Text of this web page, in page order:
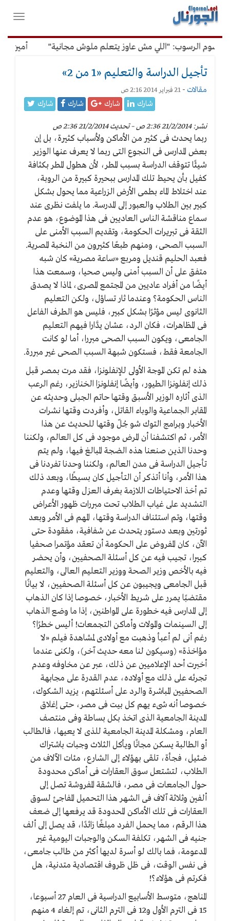
القائمة
الرئيسية
فتح
الرسوب: "اللي مش عاوز يتعلم ملوش مجانية" أمين
تأجيل الدراسة والتعليم «1 من 2»
مقالات - 21 فبراير 2014 2:16 ص
شارك شارك شارك شارك
نشر: 21/2/2014 2:36 ص – تحديث 21/2/2014 2:36 ص
ربما يحدث فى كثير من الأماكن ولأسباب كثيرة، بل إن
بعض المدارس فى النجوع التى ربما لا يعرف عنها الوزير
شيئًا تتوقف الدراسة بسبب المطر، لأن هطول المطر بكثافة
كفيل بأن يحيط تلك المدارس ببحيرة كبيرة من الروبة،
عند اختلاط الماء بطمى الأرض الزراعية مما يحول بشكل
كبير بين الطلاب والعبور إلى المدرسة. ما يلفت نظرى عند
سماع مناقشة الناس العاديين فى هذا الموضوع، هو عدم
الثقة فى تبريرات الحكومة، وتقديم السبب الأمنى على
السبب الصحى، ومنهم طبعًا كثيرون من النخبة المصرية.
فعبد الحليم قنديل ومربع «ساعة مصرية» كان شبه
متفق على أن السبب أمنى وليس صحيا، وسمعت هذا
أيضًا من أفراد عاديين من المجتمع المصرى، لماذا لا يصدق
الناس الحكومة؟ وعندما ثار تساؤل، ولكن التعليم
الثانوى ليس مؤثرًا بشكل كبير، فليس هو الطرف الفاعل
فى المظاهرات، فكان الرد، عشان يدَّارا فيهم التعليم
الجامعى، ويكون السبب الصحى مبررا، أما لو كانت
الجامعة فقط، فستكون شبهة السبب الصحى غير مبررة.
هذه لم تكن الموجة الأولى للإنفلونزا، فقد مرت بمصر قبل
ذلك إنفلونزا الطيور، وأيضًا إنفلونزا الخنازير، رغم الرعب
الذى أثاره الوزير الأسبق وقتها حاتم الجبلى وحديثه عن
المقابر الجماعية والوباء القاتل، وأفردت وقتها نشرات
الأخبار وبرامج التوك شو جُلّ وقتها للحديث عن هذا
الأمر، ثم اكتشفنا أن المرض موجود فى كل العالم، ولكننا
وحدنا الذين صنعنا هذه الضجة المبالغ فيها، ولم يتم
تأجيل الدراسة فى مدن العالم، ولكننا وحدنا تفردنا فى
هذا الأمر، وأنا أتذكر أن التأجيل كان بسيطًا، وبعد ذلك
تم أخذ الاحتياطات اللازمة بغرف العزل وقتها وعدم
التشديد على غياب الطلاب تحت مبررات ظهور الأعراض
وقتها، وتم استئناف الدراسة وقتها، المهم فى الأمر وبعد
ثورتين وبعد دستور يتحدث عن شفافية، مفقودة حتى
الآن، كان المفروض على الحكومة أن تعقد مؤتمرا صحفيا
كبيرا، تجيب فيه عن كل أسئلة الصحفيين، وأن يحضر
فيه بالأخص وزير الصحة ووزير التعليم العالى، والتعليم
قبل الجامعى ويجيبون عن كل أسئلة الصحفيين، لا بيانًا
مقتضبًا يمرر على شريط الأخبار، خصوصا إذا كان الذهاب
إلى المدارس فيه خطورة على المواطنين، إذا ما وضع الذهاب
إلى السينمات والمولات وأماكن التجمعات! أليس خطرًا؟
رغم أنى لم أعبأ وذهبت مع أولادى لمشاهدة فيلم «لا
مؤاخذة» (وسيكون لنا معه حديث آخر)، ولكنى عندما
أخبرت أحد الإعلاميين عن ذلك، عبر عن مخاوفه وعدم
تجرئه على ذلك مع أولاده، عدم القدرة على مجابهة
الصحفيين المباشرة والرد على أسئلتهم، يزيد الشكوك،
خصوصا أنه شىء يهم كل بيت فى مصر، حتى إغلاق
المدينة الجامعية الذى اتخذ بكل بساطة وفى منتصف
العام، ومشكلة المدينة الجامعية للذى لا يعيها، فالطالب
أو الطالبة يسكن مجانًا ويأكل الثلاث وجبات باشتراك
ضئيل، فجأة، تلقى بهؤلاء إلى الشارع، مئات الآلاف من
الطلاب، لتشتعل سوق العقارات فى أماكن محدودة
حول الجامعات فى مصر، فالشقة المفروشة تصل إلى
ألفين وثلاثة آلاف فى الشهر هذا التحميل المفاجئ لسوق
العقارات فى تلك الأماكن المحدودة قد يرفعها إلى ضعف
هذا الرقم، مما يحمل الفرد مبلغًا زائدًا، قد يصل إلى ألف
جنيه فى الشهر، تكلفة السكن والوجبات اليومية غير
المدعومة، فما بالك لو أسرة لديها أكثر من طالب جامعى،
فى نفس الوقت، فى ظل ظروف اقتصادية متدنية، هل
فكرتم فى هؤلاء؟!
المناهج، متوسط الأسابيع الدراسية فى العام 27 أسبوعا،
15 فى الترم الأول و12 فى الترم الثانى، تم إلغاء 4 منهم